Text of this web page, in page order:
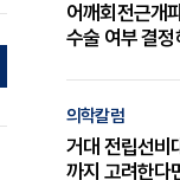
어깨회전근개
수술 여부 결
의학칼럼
거대 전립선비
까지 고려한